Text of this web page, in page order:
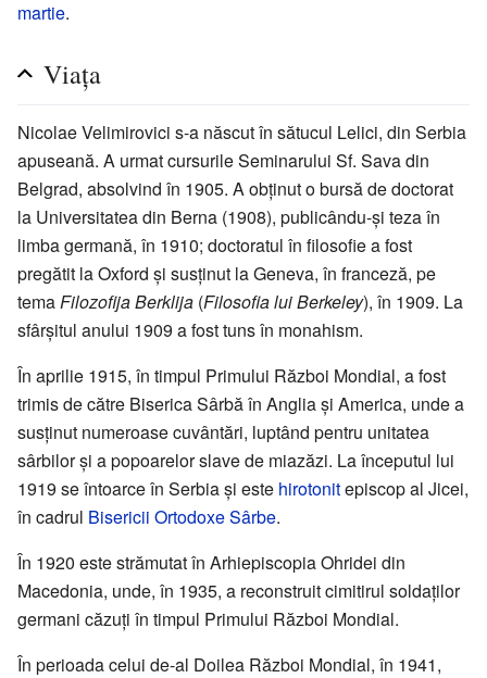
martie.
Viața
Nicolae Velimirovici s-a născut în sătucul Lelici, din Serbia
apuseană. A urmat cursurile Seminarului Sf. Sava din
Belgrad, absolvind în 1905. A obținut o bursă de doctorat
la Universitatea din Berna (1908), publicându-și teza în
limba germană, în 1910; doctoratul în filosofie a fost
pregătit la Oxford și susținut la Geneva, în franceză, pe
temaFilozofija Berklija (Filosofia lui Berkeley), în 1909. La
sfârșitul anului 1909 a fost tuns în monahism.
În aprilie 1915, în timpul Primului Război Mondial, a fost
trimis de către Biserica Sârbă în Anglia și America, unde a
susținut numeroase cuvântări, luptând pentru unitatea
sârbilor și a popoarelor slave de miazăzi. La începutul lui
1919 se întoarce în Serbia și este hirotonitepiscop al Jicei,
în cadrul Bisericii Ortodoxe Sârbe.
În 1920 este strămutat în Arhiepiscopia Ohridei din
Macedonia, unde, în 1935, a reconstruit cimitirul soldaților
germani căzuți în timpul Primului Război Mondial.
În perioada celui de-al Doilea Război Mondial, în 1941,